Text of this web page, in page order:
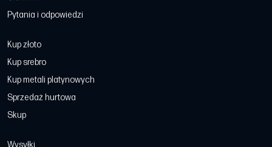
Pytania i odpowiedzi
Kup złoto
Kup srebro
Kup metali platynowych
Sprzedaż hurtowa
Skup
Wysyłki